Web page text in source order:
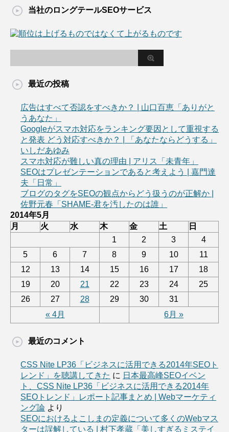
当社のロングテールSEOサービス
最近の投稿
広告はすべて否認をすべきか？ | 山口百恵「ありがと
うあなた」
Googleがスマホ対応をランキング要因として重視する
と発表 どう対応すべきか？ | 「あなたならどうする」
いしだあゆみ
スマホ対応が難しい真の理由 | アリス「未青年」
SEOはプレゼンテーションであると考えよう | 嘉門達
夫「日常」
ブログのタグをSEOの観点からどう扱うのが正解か |
佐野元春「SHAME-君を汚したのは誰」
2014年5月
月
火 水 木 金 土 日
« 4月 6月 »
1 2 3
4
5
6 7 8 9 10
11
12
13 14 15 16 17
18
19
20 21 22 23 24
25
26
27 28 29 30 31
最近のコメント
CSS Nite LP36「ビジネスに活用できる2014年SEOト
レンド」を聴講してきた に 日本最高峰SEOイベン
ト、CSS Nite LP36「ビジネスに活用できる2014年
SEOトレンド」レポート記事まとめ | Webマーケティ
ング論 より
SEOにおけるよこしまの定義について多くのWebマス
ターは誤解している | 村下孝蔵「美しすぎるミステイ